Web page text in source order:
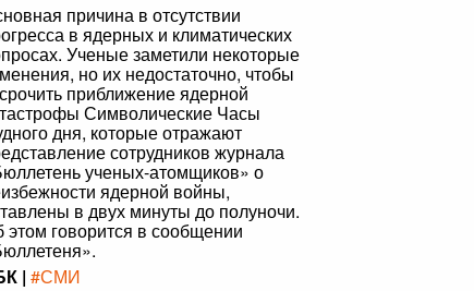
причина в отсутствии
в ядерных и климатических
Ученые заметили некоторые
но их недостаточно, чтобы
приближение ядерной
Символические Часы
дня, которые отражают
сотрудников журнала
ученых-атомщиков» о
ядерной войны,
в двух минуты до полуночи.
этом говорится в сообщении
| #СМИ